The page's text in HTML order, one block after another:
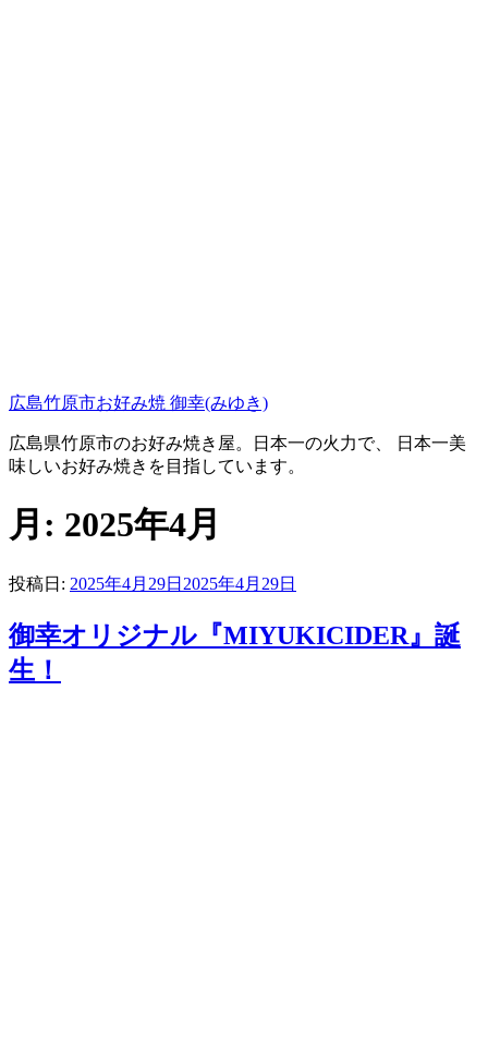
広島竹原市お好み焼 御幸(みゆき)
広島県竹原市のお好み焼き屋。日本一の火力で、 日本一美
味しいお好み焼きを目指しています。
月: 2025年4月
投稿日: 2025年4月29日 2025年4月29日
御幸オリジナル『MIYUKICIDER』誕
生！